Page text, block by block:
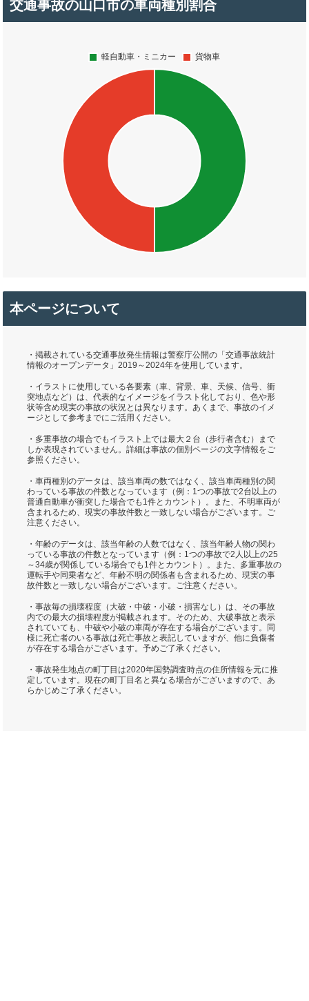
交通事故の山口市の車両種別割合
本ページについて
・掲載されている交通事故発生情報は警察庁公開の「交通事故統計
情報のオープンデータ」2019～2024年を使用しています。
・イラストに使用している各要素（車、背景、車、天候、信号、衝
突地点など）は、代表的なイメージをイラスト化しており、色や形
状等含め現実の事故の状況とは異なります。あくまで、事故のイメ
ージとして参考までにご活用ください。
・多重事故の場合でもイラスト上では最大２台（歩行者含む）まで
しか表現されていません。詳細は事故の個別ページの文字情報をご
参照ください。
・車両種別のデータは、該当車両の数ではなく、該当車両種別の関
わっている事故の件数となっています（例：1つの事故で2台以上の
普通自動車が衝突した場合でも1件とカウント）。また、不明車両が
含まれるため、現実の事故件数と一致しない場合がございます。ご
注意ください。
・年齢のデータは、該当年齢の人数ではなく、該当年齢人物の関わ
っている事故の件数となっています（例：1つの事故で2人以上の25
～34歳が関係している場合でも1件とカウント）。また、多重事故の
運転手や同乗者など、年齢不明の関係者も含まれるため、現実の事
故件数と一致しない場合がございます。ご注意ください。
・事故毎の損壊程度（大破・中破・小破・損害なし）は、その事故
内での最大の損壊程度が掲載されます。そのため、大破事故と表示
されていても、中破や小破の車両が存在する場合がございます。同
様に死亡者のいる事故は死亡事故と表記していますが、他に負傷者
が存在する場合がございます。予めご了承ください。
・事故発生地点の町丁目は2020年国勢調査時点の住所情報を元に推
定しています。現在の町丁目名と異なる場合がございますので、あ
らかじめご了承ください。